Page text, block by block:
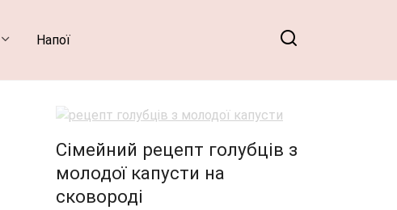
Напої
Сімейний рецепт голубців з
молодої капусти на
сковороді